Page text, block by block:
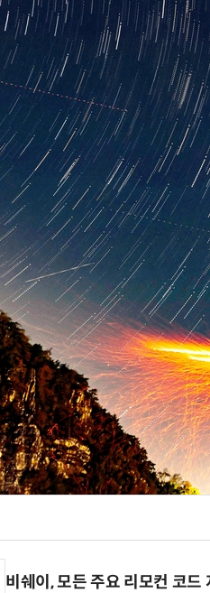
비쉐이, 모든 주요 리모컨 코
AI Native Enterprise를 지원하는 AI Ready Data